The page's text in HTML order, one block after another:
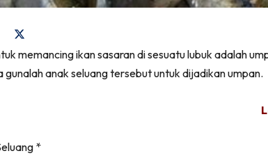
Share
on
X
memancing ikan sasaran di sesuatu lubuk adalah
gunalah anak seluang tersebut untuk dijadikan umpan.